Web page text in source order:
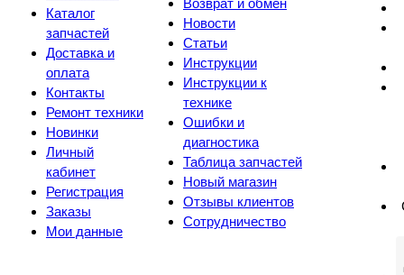
Каталог
запчастей
Доставка и
оплата
Контакты
Ремонт техники
Новинки
Личный
кабинет
Регистрация
Заказы
Мои данные
Новости
Статьи
Инструкции
Инструкции к
технике
Ошибки и
диагностика
Таблица запчастей
Новый магазин
Отзывы клиентов
Сотрудничество